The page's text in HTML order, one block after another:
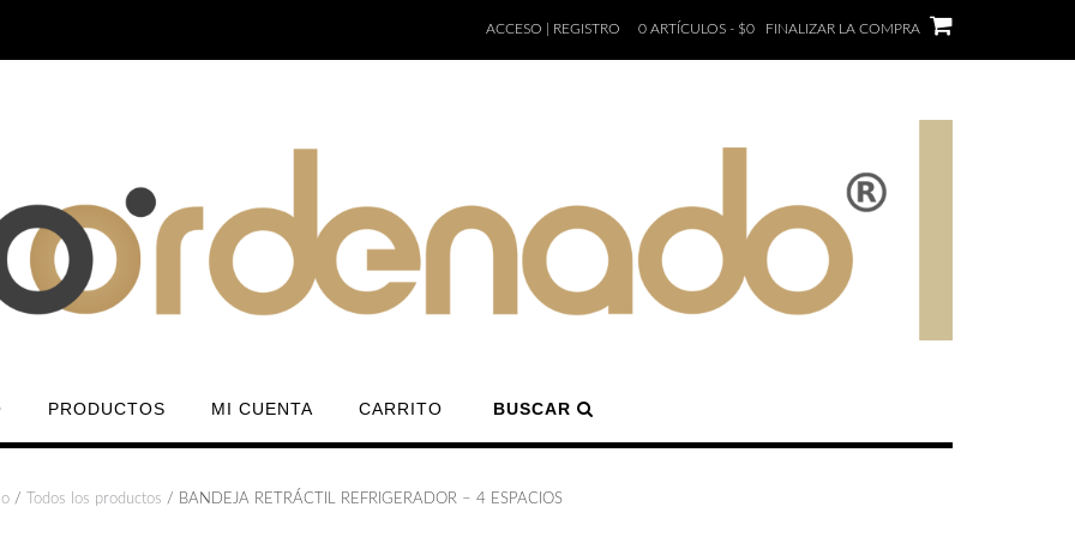
ACCESO | REGISTRO 0 ARTÍCULOS - $0 FINALIZAR LA COMPRA
PRODUCTOS MI CUENTA CARRITO BUSCAR
/ Todos los productos / BANDEJA RETRÁCTIL REFRIGERADOR – 4 ESPACIOS